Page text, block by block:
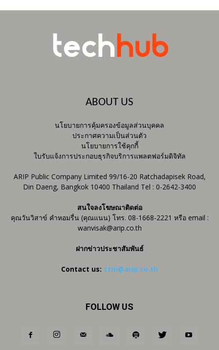
ABOUT US
นโยบายการคุ้มครองข้อมูลส่วนบุคคล
ประกาศความเป็นส่วนตัว
นโยบายการใช้คุกกี้
ใบรับแจ้งการประกอบธุรกิจบริการแพลตฟอร์มดิจิทัล
ARIP Public Company Limited 99/16-20 Ratchadapisek Road,
Din Daeng, Bangkok 10400 Thailand Tel : 0-2642-3400
สนใจลงโฆษณาติดต่อ
คุณวันวิสาข์ คำหอมรื่น (คุณแนน) โทร. 08-1668-2221 หรือ email :
wanvisak@arip.co.th
ฝากข่าวประชาสัมพันธ์
Contact us: ctm@arip.co.th
FOLLOW US